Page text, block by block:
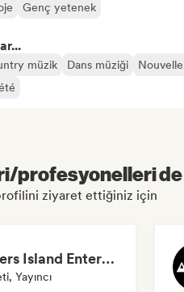
Genç yetenek
müzik Dans müziği
profesyonelleri
ziyaret ettiğiniz için
Dreamers Island Entertainment
Yayıncı